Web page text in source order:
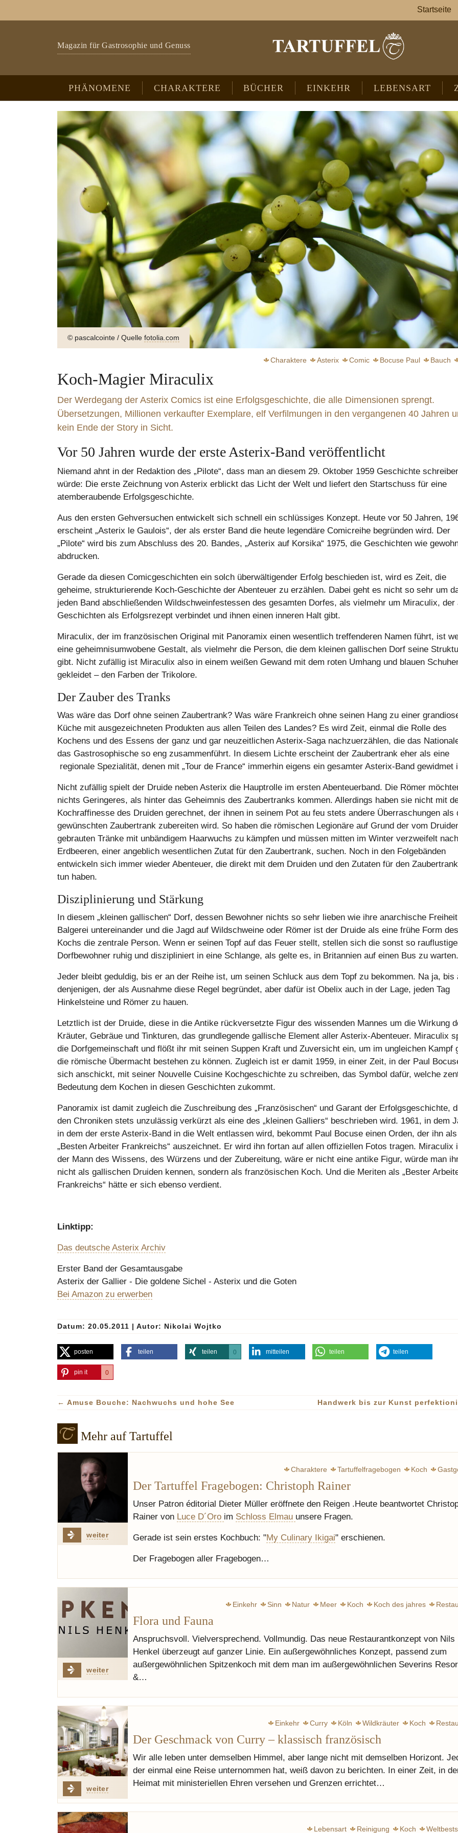
Magazin für Gastrosophie und Genuss
PHÄNOMENE CHARAKTERE BÜCHER EINKEHR LEBENSART
Startseite
© milosluz / Quellefotolia.com
Charaktere Asterix Comic Bocuse Paul Bauch
Koch-Magier Miraculix
Der Werdegang der Asterix Comics ist eine Erfolgsgeschichte, die alle Dimensionen sprengt.
Übersetzungen, Millionen verkaufter Exemplare, elf Verfilmungen in den vergangenen 40 Jahren
kein Ende der Story in Sicht.
Vor 50 Jahren wurde der erste Asterix-Band veröffentlicht
Niemand ahnt in der Redaktion des „Pilote“, dass man an diesem 29. Oktober 1959 Geschichte
würde: Die erste Zeichnung von Asterix erblickt das Licht der Welt und liefert den Startschuss für eine
atemberaubende Erfolgsgeschichte.
Aus den ersten Gehversuchen entwickelt sich schnell ein schlüssiges Konzept. Heute vor 50 Jahren,
erscheint „Asterix le Gaulois“, der als erster Band die heute legendäre Comicreihe begründen wird. Der
„Pilote“ wird bis zum Abschluss des 20. Bandes, „Asterix auf Korsika“ 1975, die Geschichten wie
abdrucken.
Gerade da diesen Comicgeschichten ein solch überwältigender Erfolg beschieden ist, wird es Zeit, die
geheime, strukturierende Koch-Geschichte der Abenteuer zu erzählen. Dabei geht es nicht so sehr um
jeden Band abschließenden Wildschweinfestessen des gesamten Dorfes, als vielmehr um Miraculix, der
Geschichten als Erfolgsrezept verbindet und ihnen einen inneren Halt gibt.
Miraculix, der im französischen Original mit Panoramix einen wesentlich treffenderen Namen führt, ist
eine geheimnisumwobene Gestalt, als vielmehr die Person, die dem kleinen gallischen Dorf seine
gibt. Nicht zufällig ist Miraculix also in einem weißen Gewand mit dem roten Umhang und blauen
gekleidet – den Farben der Trikolore.
Der Zauber des Tranks
Was wäre das Dorf ohne seinen Zaubertrank? Was wäre Frankreich ohne seinen Hang zu einer
Küche mit ausgezeichneten Produkten aus allen Teilen des Landes? Es wird Zeit, einmal die Rolle des
Kochens und des Essens der ganz und gar neuzeitlichen Asterix-Saga nachzuerzählen, die das
das Gastrosophische so eng zusammenführt. In diesem Lichte erscheint der Zaubertrank eher als eine
regionale Spezialität, denen mit „Tour de France“ immerhin eigens ein gesamter Asterix-Band gewidmet
Nicht zufällig spielt der Druide neben Asterix die Hauptrolle im ersten Abenteuerband. Die Römer
nichts Geringeres, als hinter das Geheimnis des Zaubertranks kommen. Allerdings haben sie nicht mit
Kochraffinesse des Druiden gerechnet, der ihnen in seinem Pot au feu stets andere Überraschungen als
gewünschten Zaubertrank zubereiten wird. So haben die römischen Legionäre auf Grund der vom
gebrauten Tränke mit unbändigem Haarwuchs zu kämpfen und müssen mitten im Winter verzweifelt nach
Erdbeeren, einer angeblich wesentlichen Zutat für den Zaubertrank, suchen. Noch in den Folgebänden
entwickeln sich immer wieder Abenteuer, die direkt mit dem Druiden und den Zutaten für den
tun haben.
Disziplinierung und Stärkung
In diesem „kleinen gallischen“ Dorf, dessen Bewohner nichts so sehr lieben wie ihre anarchische
Balgerei untereinander und die Jagd auf Wildschweine oder Römer ist der Druide als eine frühe Form des
Kochs die zentrale Person. Wenn er seinen Topf auf das Feuer stellt, stellen sich die sonst so
Dorfbewohner ruhig und diszipliniert in eine Schlange, als gelte es, in Britannien auf einen Bus zu warten.
Jeder bleibt geduldig, bis er an der Reihe ist, um seinen Schluck aus dem Topf zu bekommen. Na ja, bis
denjenigen, der als Ausnahme diese Regel begründet, aber dafür ist Obelix auch in der Lage, jeden Tag
Hinkelsteine und Römer zu hauen.
Letztlich ist der Druide, diese in die Antike rückversetzte Figur des wissenden Mannes um die Wirkung
Kräuter, Gebräue und Tinkturen, das grundlegende gallische Element aller Asterix-Abenteuer. Miraculix
die Dorfgemeinschaft und flößt ihr mit seinen Suppen Kraft und Zuversicht ein, um im ungleichen Kampf
die römische Übermacht bestehen zu können. Zugleich ist er damit 1959, in einer Zeit, in der Paul
sich anschickt, mit seiner Nouvelle Cuisine Kochgeschichte zu schreiben, das Symbol dafür, welche
Bedeutung dem Kochen in diesen Geschichten zukommt.
Panoramix ist damit zugleich die Zuschreibung des „Französischen“ und Garant der Erfolgsgeschichte,
den Chroniken stets unzulässig verkürzt als eine des „kleinen Galliers“ beschrieben wird. 1961, in dem
in dem der erste Asterix-Band in die Welt entlassen wird, bekommt Paul Bocuse einen Orden, der ihn als
„Besten Arbeiter Frankreichs“ auszeichnet. Er wird ihn fortan auf allen offiziellen Fotos tragen. Miraculix
der Mann des Wissens, des Würzens und der Zubereitung, wäre er nicht eine antike Figur, würde man
nicht als gallischen Druiden kennen, sondern als französischen Koch. Und die Meriten als „Bester
Frankreichs“ hätte er sich ebenso verdient.
Linktipp:
Das deutsche Asterix Archiv
Erster Band der Gesamtausgabe
Asterix der Gallier - Die goldene Sichel - Asterix und die Goten
Bei Amazon zu erwerben
Datum: 20.05.2011 | Autor: Nikolai Wojtko
posten teilen teilen 0 mitteilen teilen teilen
pin it 0
← Amuse Bouche: Nachwuchs und hohe See Handwerk bis zur Kunst
Mehr auf Tartuffel
weiter
Charaktere Tartuffelfragebogen Koch
Der Tartuffel Fragebogen: Christoph Rainer
Unser Patron éditorial Dieter Müller eröffnete den Reigen .Heute beantwortet
Rainer von Luce D´Oro im Schloss Elmau unsere Fragen.
Gerade ist sein erstes Kochbuch: "My Culinary Ikigai" erschienen.
Der Fragebogen aller Fragebogen…
weiter
Einkehr Sinn Natur Meer Koch Koch des jahres
Flora und Fauna
Anspruchsvoll. Vielversprechend. Vollmundig. Das neue Restaurantkonzept von Nils
Henkel überzeugt auf ganzer Linie. Ein außergewöhnliches Konzept, passend zum
außergewöhnlichen Spitzenkoch mit dem man im außergewöhnlichen Severins
&…
weiter
Einkehr Curry Köln Wildkräuter Koch
Der Geschmack von Curry – klassisch französisch
Wir alle leben unter demselben Himmel, aber lange nicht mit demselben Horizont.
der einmal eine Reise unternommen hat, weiß davon zu berichten. In einer Zeit, in
Heimat mit ministeriellen Ehren versehen und Grenzen errichtet…
Lebensart Reinigung Koch
Saiblingstatar
weiter weiter